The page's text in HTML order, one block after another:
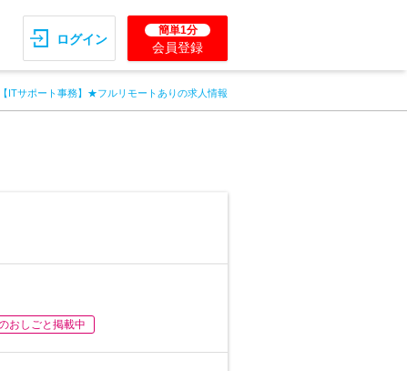
ログイン
簡単1分
会員登録
ITサポート事務】★フルリモートありの求人情報
おしごと掲載中